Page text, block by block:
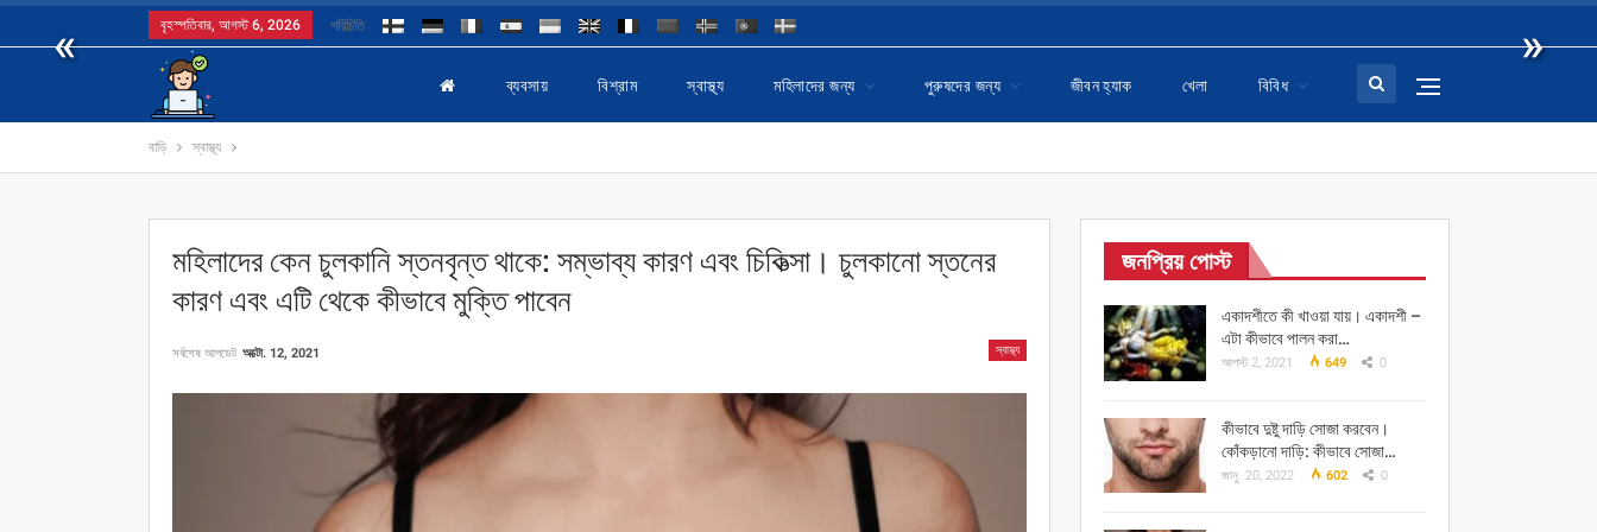
« »
বৃহস্পতিবার, আগস্ট 6, 2026 পরিচিতি
ব্যবসায় বিশ্রাম স্বাস্থ্য মহিলাদের জন্য পুরুষদের জন্য জীবন হ্যাক খেলা বিবিধ
বাড়ি স্বাস্থ্য
মহিলাদের কেন চুলকানি স্তনবৃন্ত থাকে: সম্ভাব্য কারণ এবং চিকিত্সা। চুলকানো স্তনের
কারণ এবং এটি থেকে কীভাবে মুক্তি পাবেন
স্বাস্থ্য
সর্বশেষ আপডেট অক্টো. 12, 2021
জনপ্রিয় পোস্ট
একাদশীতে কী খাওয়া যায়। একাদশী –
এটা কীভাবে পালন করা…
আগস্ট 2, 2021 649 0
কীভাবে দুষ্টু দাড়ি সোজা করবেন।
কোঁকড়ানো দাড়ি: কীভাবে সোজা…
জানু. 20, 2022 602 0